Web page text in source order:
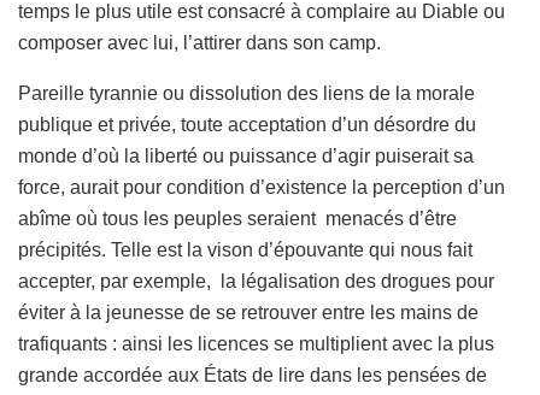
temps le plus utile est consacré à complaire au Diable ou
composer avec lui, l’attirer dans son camp.
Pareille tyrannie ou dissolution des liens de la morale
publique et privée, toute acceptation d’un désordre du
monde d’où la liberté ou puissance d’agir puiserait sa
force, aurait pour condition d’existence la perception d’un
abîme où tous les peuples seraient menacés d’être
précipités. Telle est la vison d’épouvante qui nous fait
accepter, par exemple, la légalisation des drogues pour
éviter à la jeunesse de se retrouver entre les mains de
trafiquants : ainsi les licences se multiplient avec la plus
grande accordée aux États de lire dans les pensées de